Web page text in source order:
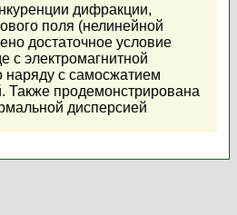
дифракции,
поля (нелинейной
достаточное условие
с электромагнитной
наряду с самосжатием
Также продемонстрирована
дисперсией